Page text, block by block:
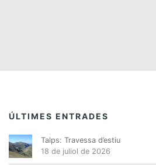
ÚLTIMES ENTRADES
Talps: Travessa d’estiu
18 de juliol de 2026